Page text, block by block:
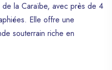
la Caraïbe, avec près de 4
Elle offre une
souterrain riche en